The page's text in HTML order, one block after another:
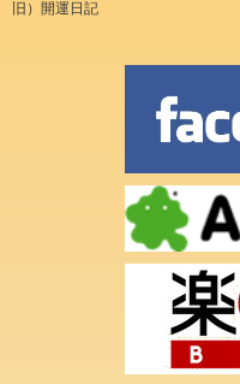
旧）開運日記